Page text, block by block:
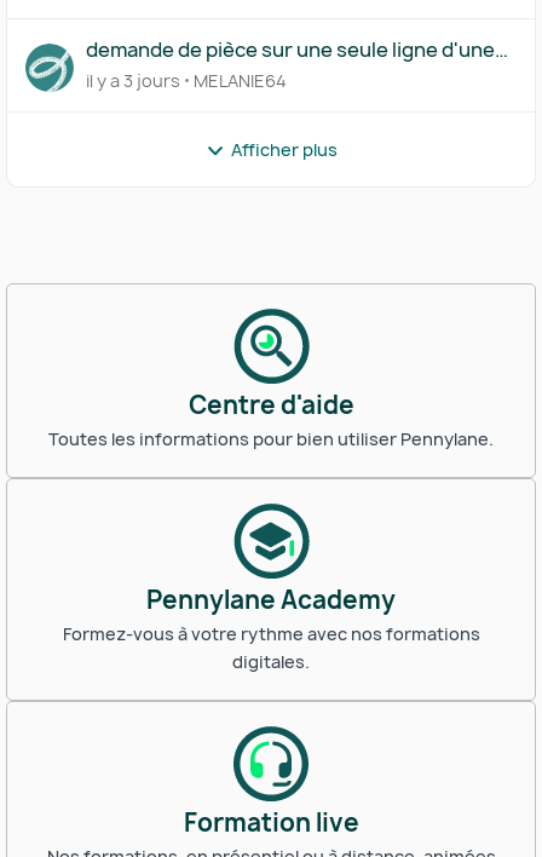
demande de pièce sur une seule ligne d'une
transaction
il y a 3 jours MELANIE64
Afficher plus
Centre d'aide
Toutes les informations pour bien utiliser Pennylane.
Pennylane Academy
Formez-vous à votre rythme avec nos formations
digitales.
Formation live